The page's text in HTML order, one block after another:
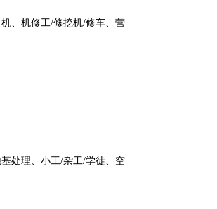
、机修工/修挖机/修车、营
处理、小工/杂工/学徒、空